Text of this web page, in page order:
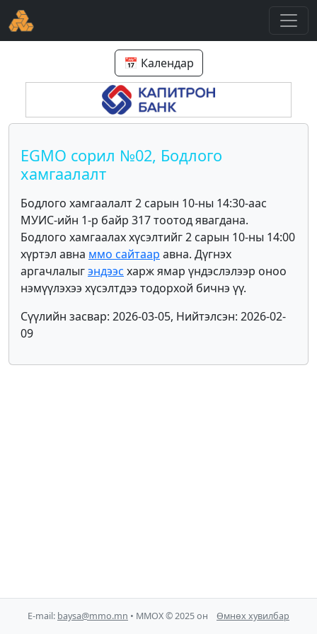
📅 Календар
EGMO сорил №02, Бодлого
хамгаалалт
Бодлого хамгаалалт 2 сарын 10-ны 14:30-аас
МУИС-ийн 1-р байр 317 тоотод явагдана.
Бодлого хамгаалах хүсэлтийг 2 сарын 10-ны 14:00
хүртэл авна ммо сайтаар авна. Дүгнэх
аргачлалыгэндээс харж ямар үндэслэлээр оноо
нэмүүлэхээ хүсэлтдээ тодорхой бичнэ үү.
Сүүлийн засвар: 2026-03-05, Нийтэлсэн: 2026-02-
09
E-mail: baysa@mmo.mn • ММОХ © 2025 он Өмнөх хувилбар